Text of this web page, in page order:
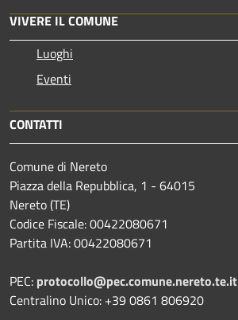
VIVERE IL COMUNE
Luoghi
Eventi
CONTATTI
Comune di Nereto
Piazza della Repubblica, 1 - 64015
Nereto (TE)
Codice Fiscale: 00422080671
Partita IVA: 00422080671
PEC: protocollo@pec.comune.nereto.te.it
Centralino Unico: +39 0861 806920